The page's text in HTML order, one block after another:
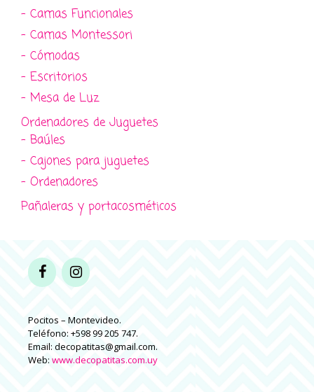
- Camas Funcionales
- Camas Montessori
- Cómodas
- Escritorios
- Mesa de Luz
Ordenadores de Juguetes
- Baúles
- Cajones para juguetes
- Ordenadores
Pañaleras y portacosméticos
Pocitos – Montevideo.
Teléfono: +598 99 205 747.
Email: decopatitas@gmail.com.
Web: www.decopatitas.com.uy